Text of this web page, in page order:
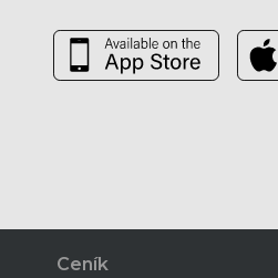
Ceník